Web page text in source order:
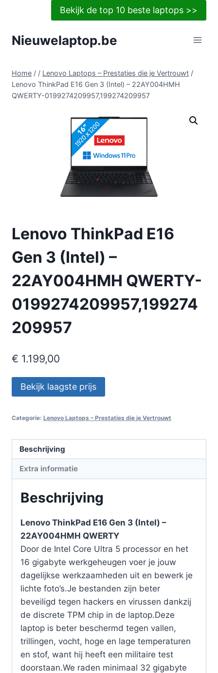
Bekijk de top 10 beste laptops >>
Nieuwelaptop.be
Home / / Lenovo Laptops – Prestaties die je Vertrouwt /
Lenovo ThinkPad E16 Gen 3 (Intel) – 22AY004HMH
QWERTY-0199274209957,199274209957
Lenovo ThinkPad E16
Gen 3 (Intel) –
22AY004HMH QWERTY-
0199274209957,199274
209957
€ 1.199,00
Bekijk laagste prijs
Categorie: Lenovo Laptops – Prestaties die je Vertrouwt
Beschrijving
Extra informatie
Beschrijving
Lenovo ThinkPad E16 Gen 3 (Intel) –
22AY004HMH QWERTY
Door de Intel Core Ultra 5 processor en het
16 gigabyte werkgeheugen voer je jouw
dagelijkse werkzaamheden uit en bewerk je
lichte foto’s.Je bestanden zijn beter
beveiligd tegen hackers en virussen dankzij
de discrete TPM chip in de laptop.Deze
laptop is beter beschermd tegen vallen,
trillingen, vocht, hoge en lage temperaturen
en stof, want hij heeft een militaire test
doorstaan.We raden minimaal 32 gigabyte